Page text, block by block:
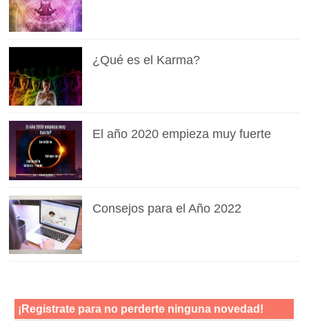
¿Qué es el Karma?
El año 2020 empieza muy fuerte
Consejos para el Año 2022